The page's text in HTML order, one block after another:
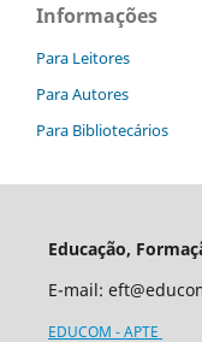
Informações
Para Leitores
Para Autores
Para Bibliotecários
Educação,
E-mail:
EDUCOM - APTE